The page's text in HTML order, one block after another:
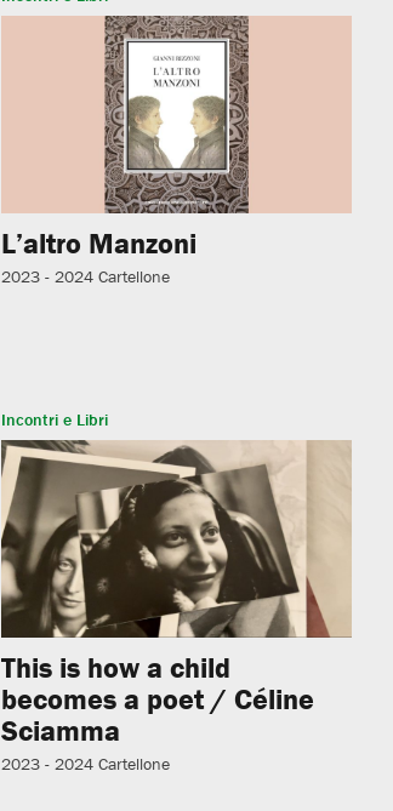
L’altro Manzoni
2023 - 2024 Cartellone
Incontri e Libri
This is how a child
becomes a poet / Céline
Sciamma
2023 - 2024 Cartellone